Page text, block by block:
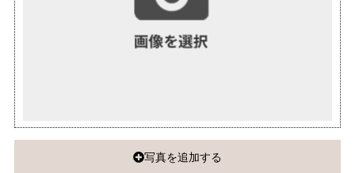
写真を追加する